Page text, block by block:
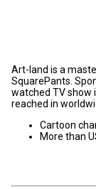
Art-land is a
SquarePants.
watched TV show
reached in
Cartoon
More than